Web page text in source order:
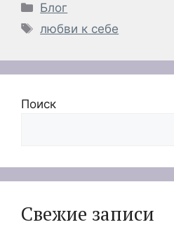
Рубрики
Блог
Метки
любви к себе
Поиск
Свежие записи